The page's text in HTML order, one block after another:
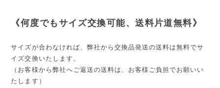
《何度でもサイズ交換可能、送料片道無料》
サイズが合わなければ、弊社から交換品発送の送料は無料でサ
イズ交換いたします。
（お客様から弊社へご返送の送料は、お客様ご負担でお願いい
たします）